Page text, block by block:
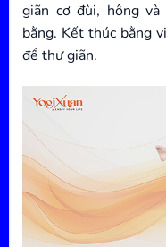
giãn cơ đùi, hông
bằng. Kết thúc bằng
để thư giãn.